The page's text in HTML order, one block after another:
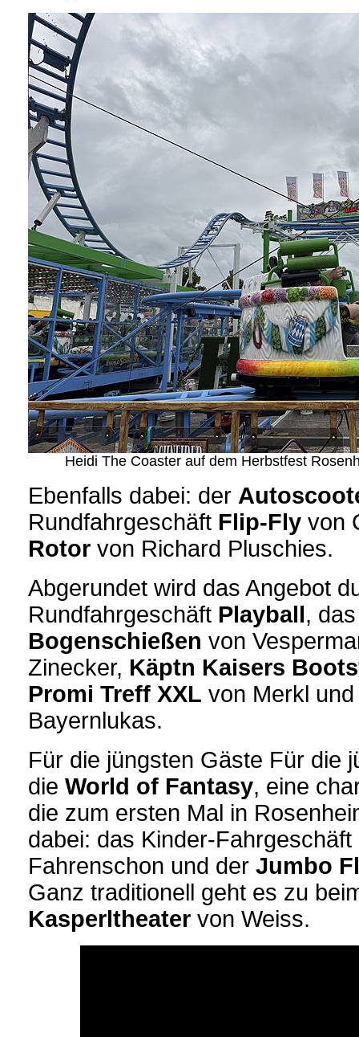
Heidi The Coaster auf dem Herbstfest
Ebenfalls dabei: der
Rundfahrgeschäft Flip-Fly von
Rotor von Richard Pluschies.
Abgerundet wird das Angebot
Rundfahrgeschäft Playball, das
Bogenschießen von
Zinecker, Käptn Kaisers
Promi Treff XXL von Merkl
Bayernlukas.
Für die jüngsten Gäste Für die
die World of Fantasy, eine
die zum ersten Mal in
dabei: das Kinder-Fahrgeschäft
Fahrenschon und der Jumbo
Ganz traditionell geht es zu
Kasperltheater von Weiss.